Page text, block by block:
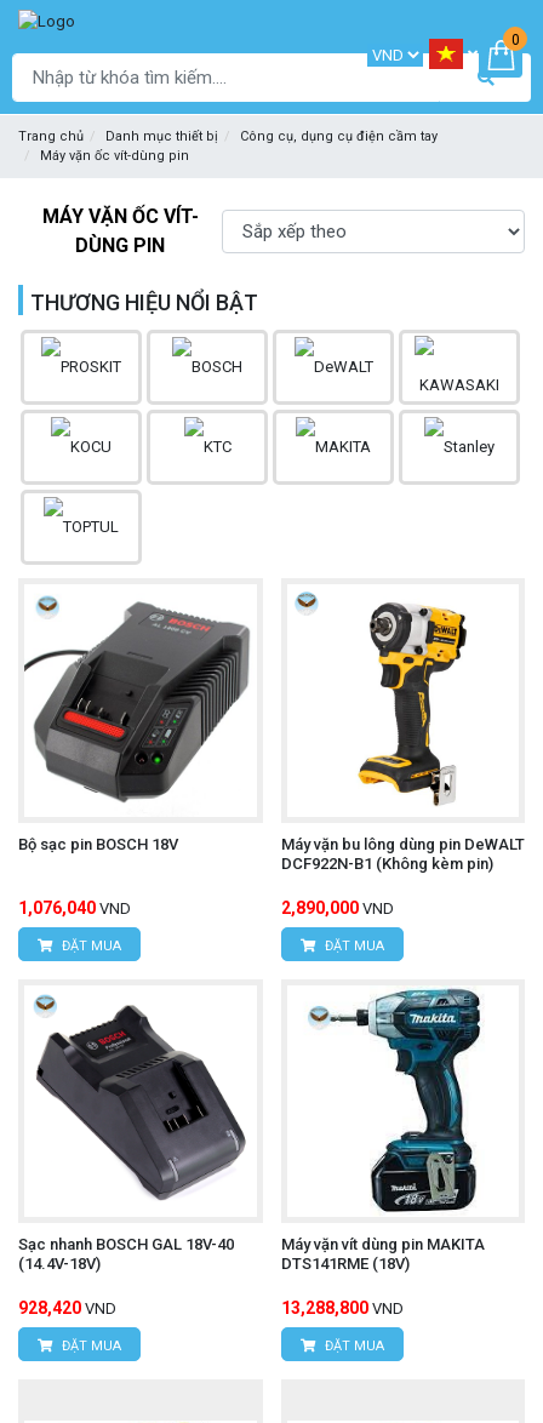
0
Trang chủ Danh mục thiết bị
Công cụ, dụng cụ điện cầm tay
Máy vặn ốc vít-dùng pin
MÁY VẶN ỐC VÍT-
DÙNG PIN
THƯƠNG HIỆU NỔI BẬT
Bộ sạc pin BOSCH 18V
1,076,040 VND
ĐẶT MUA
Máy vặn bu lông dùng pin DeWALT
DCF922N-B1 (Không kèm pin)
2,890,000 VND
ĐẶT MUA
Sạc nhanh BOSCH GAL 18V-40
(14.4V-18V)
928,420 VND
ĐẶT MUA
Máy vặn vít dùng pin MAKITA
DTS141RME (18V)
13,288,800 VND
ĐẶT MUA